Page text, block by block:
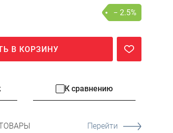
− 2.5%
В КОРЗИНУ
К сравнению
Перейти